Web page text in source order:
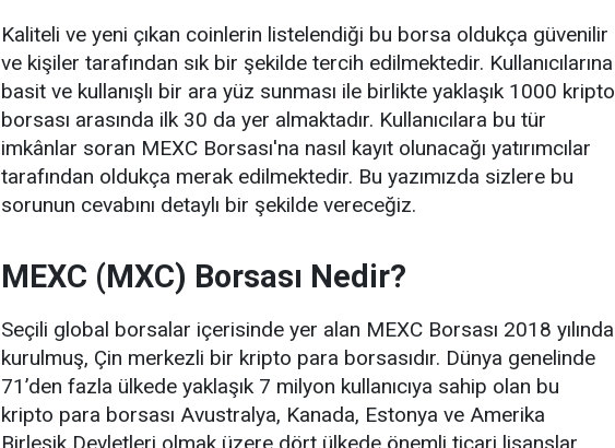
Kaliteli ve yeni çıkan coinlerin listelendiği bu borsa oldukça güvenilir
ve kişiler tarafından sık bir şekilde tercih edilmektedir. Kullanıcılarına
basit ve kullanışlı bir ara yüz sunması ile birlikte yaklaşık 1000 kripto
borsası arasında ilk 30 da yer almaktadır. Kullanıcılara bu tür
imkânlar soran MEXC Borsası'na nasıl kayıt olunacağı yatırımcılar
tarafından oldukça merak edilmektedir. Bu yazımızda sizlere bu
sorunun cevabını detaylı bir şekilde vereceğiz.
MEXC (MXC) Borsası Nedir?
Seçili global borsalar içerisinde yer alan MEXC Borsası 2018 yılında
kurulmuş, Çin merkezli bir kripto para borsasıdır. Dünya genelinde
71’den fazla ülkede yaklaşık 7 milyon kullanıcıya sahip olan bu
kripto para borsası Avustralya, Kanada, Estonya ve Amerika